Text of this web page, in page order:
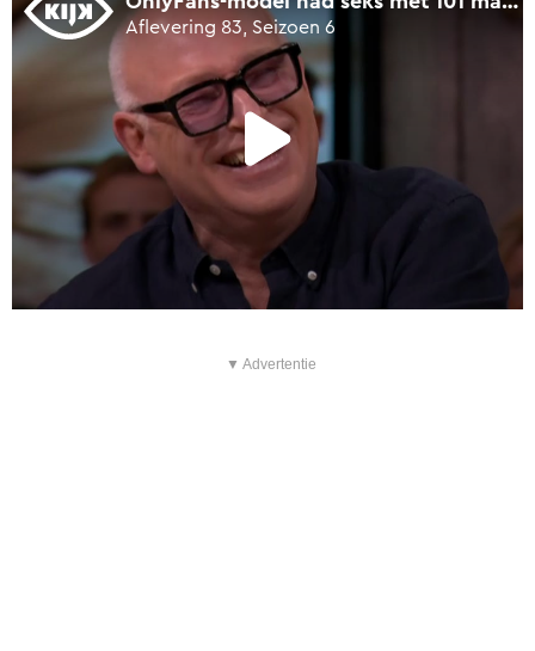
▼ Advertentie